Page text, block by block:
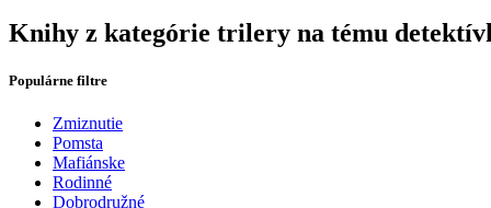
Knihy z kategórie trilery na tému
Populárne filtre
Zmiznutie
Pomsta
Mafiánske
Rodinné
Dobrodružné